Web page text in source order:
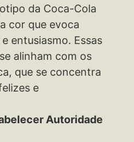
da Coca-Cola
cor que evoca
entusiasmo. Essas
alinham com os
que se concentra
e
Autoridade